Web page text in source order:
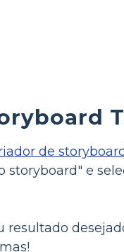
de storyboard
storyboard" e
resultado